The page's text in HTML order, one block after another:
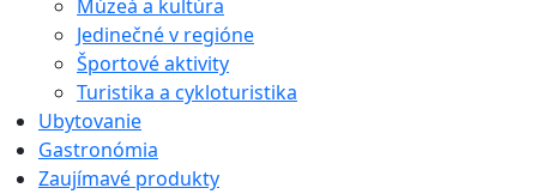
Múzeá a kultúra
Jedinečné v regióne
Športové aktivity
Turistika a cykloturistika
Ubytovanie
Gastronómia
Zaujímavé produkty